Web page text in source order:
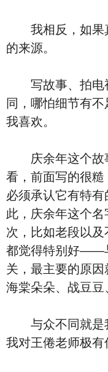
我相反，如果
的来源。
写故事、拍电
同，哪怕细节有
我喜欢。
庆余年这个故
看，前面写的很
必须承认它有特
此，庆余年这个
次，比如老段以
都觉得特别好——
关，最主要的原
海棠朵朵、战豆
与众不同就是
我对王倦老师极有